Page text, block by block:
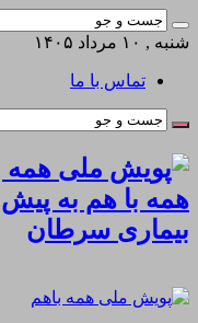
شنبه , ۱۰ مرداد ۱۴۰۵
تماس با ما
همه با هم به
بیماری سرطان